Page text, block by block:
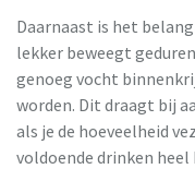
Daarnaast is het
lekker beweegt
genoeg vocht
worden. Dit draagt bij
als je de hoeveelheid
voldoende drinken